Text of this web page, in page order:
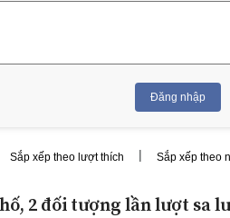
Đăng nhập
Sắp xếp theo lượt thích | Sắp xếp theo
2 đối tượng lần lượt sa